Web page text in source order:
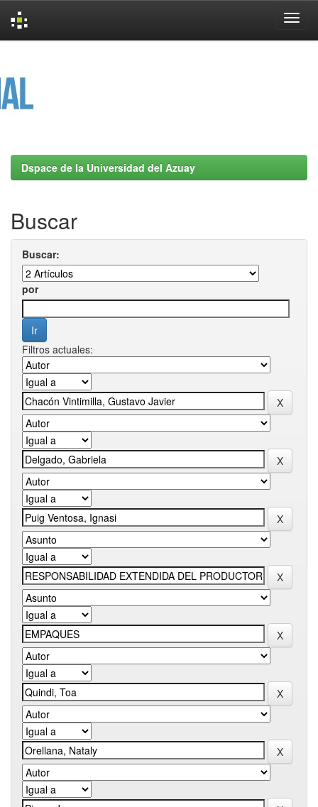
Dspace de la Universidad del Azuay
Buscar
Buscar:
por
Filtros actuales: